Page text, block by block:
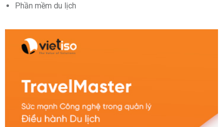
Phần mềm du lịch